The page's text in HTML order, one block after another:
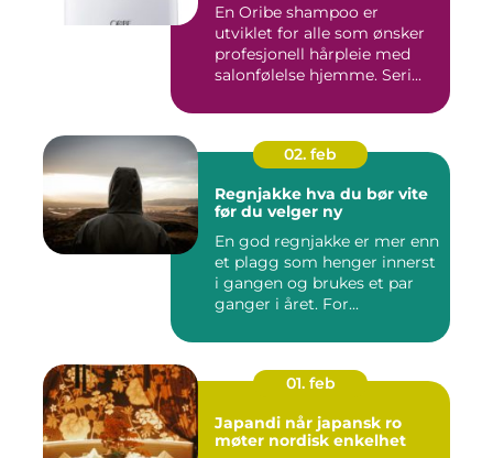
En Oribe shampoo er
utviklet for alle som ønsker
profesjonell hårpleie med
salonfølelse hjemme. Seri...
02. feb
Regnjakke hva du bør vite
før du velger ny
En god regnjakke er mer enn
et plagg som henger innerst
i gangen og brukes et par
ganger i året. For...
01. feb
Japandi når japansk ro
møter nordisk enkelhet